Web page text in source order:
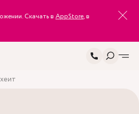
Скачать в AppStore, в